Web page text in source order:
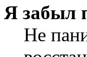
Я забыл
Не